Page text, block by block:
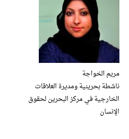
مريم الخواجة
ناشطة بحرينية ومديرة العلاقات
الخارجية في مركز البحرين لحقوق
الإنسان